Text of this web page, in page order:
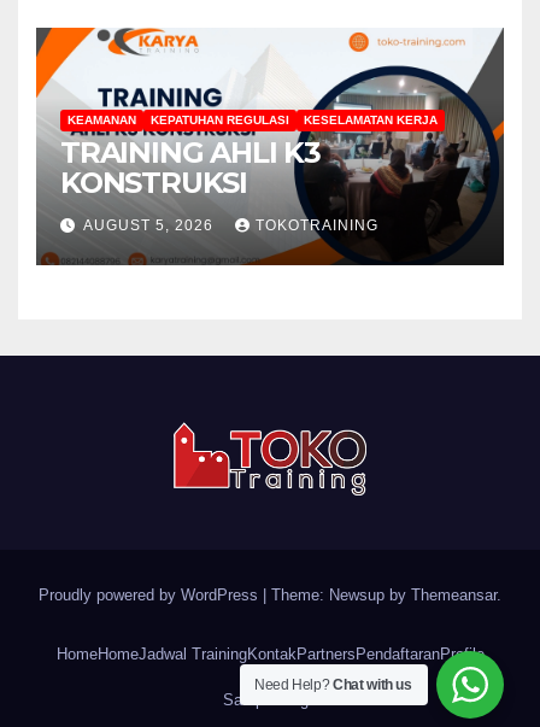
KEAMANAN KEPATUHAN REGULASI KESELAMATAN KERJA
TRAINING AHLI K3
KONSTRUKSI
AUGUST 5, 2026 TOKOTRAINING
Proudly powered by WordPress Theme: Newsup by Themeansar.
HomeHomeJadwal TrainingKontakPartnersPendaftaranProfile
Sample Page
Need Help?Chat with us